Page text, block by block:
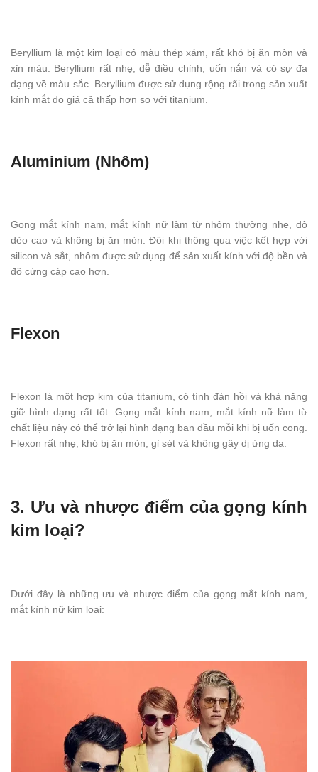
Beryllium là một kim loại có màu thép xám, rất khó bị ăn mòn và
xỉn màu. Beryllium rất nhẹ, dễ điều chỉnh, uốn nắn và có sự đa
dạng về màu sắc. Beryllium được sử dụng rộng rãi trong sản xuất
kính mắt do giá cả thấp hơn so với titanium.
Aluminium (Nhôm)
Gọng mắt kính nam, mắt kính nữ làm từ nhôm thường nhẹ, độ
dẻo cao và không bị ăn mòn. Đôi khi thông qua việc kết hợp với
silicon và sắt, nhôm được sử dụng để sản xuất kính với độ bền và
độ cứng cáp cao hơn.
Flexon
Flexon là một hợp kim của titanium, có tính đàn hồi và khả năng
giữ hình dạng rất tốt. Gọng mắt kính nam, mắt kính nữ làm từ
chất liệu này có thể trở lại hình dạng ban đầu mỗi khi bị uốn cong.
Flexon rất nhẹ, khó bị ăn mòn, gỉ sét và không gây dị ứng da.
3. Ưu và nhược điểm của gọng kính
kim loại?
Dưới đây là những ưu và nhược điểm của gọng mắt kính nam,
mắt kính nữ kim loại: